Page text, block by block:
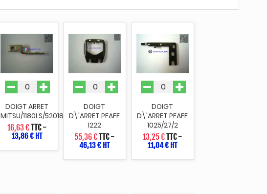
DOIGT ARRET
MITSU/1180LS/52018
16,63 €TTC-
13,86 € HT
DOIGT
D\'ARRET PFAFF
1222
55,36 €TTC-
46,13 € HT
DOIGT
D\'ARRET PFAFF
1025/27/2
13,25 €TTC-
11,04 € HT